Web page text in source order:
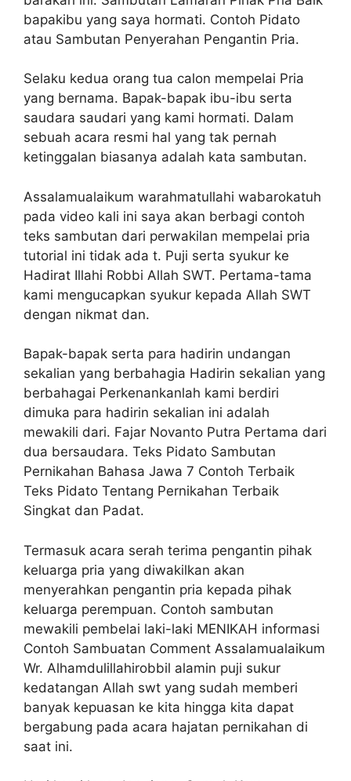
bapakibu yang saya hormati. Contoh Pidato
atau Sambutan Penyerahan Pengantin Pria.
Selaku kedua orang tua calon mempelai Pria
yang bernama. Bapak-bapak ibu-ibu serta
saudara saudari yang kami hormati. Dalam
sebuah acara resmi hal yang tak pernah
ketinggalan biasanya adalah kata sambutan.
Assalamualaikum warahmatullahi wabarokatuh
pada video kali ini saya akan berbagi contoh
teks sambutan dari perwakilan mempelai pria
tutorial ini tidak ada t. Puji serta syukur ke
Hadirat Illahi Robbi Allah SWT. Pertama-tama
kami mengucapkan syukur kepada Allah SWT
dengan nikmat dan.
Bapak-bapak serta para hadirin undangan
sekalian yang berbahagia Hadirin sekalian yang
berbahagai Perkenankanlah kami berdiri
dimuka para hadirin sekalian ini adalah
mewakili dari. Fajar Novanto Putra Pertama dari
dua bersaudara. Teks Pidato Sambutan
Pernikahan Bahasa Jawa 7 Contoh Terbaik
Teks Pidato Tentang Pernikahan Terbaik
Singkat dan Padat.
Termasuk acara serah terima pengantin pihak
keluarga pria yang diwakilkan akan
menyerahkan pengantin pria kepada pihak
keluarga perempuan. Contoh sambutan
mewakili pembelai laki-laki MENIKAH informasi
Contoh Sambuatan Comment Assalamualaikum
Wr. Alhamdulillahirobbil alamin puji sukur
kedatangan Allah swt yang sudah memberi
banyak kepuasan ke kita hingga kita dapat
bergabung pada acara hajatan pernikahan di
saat ini.